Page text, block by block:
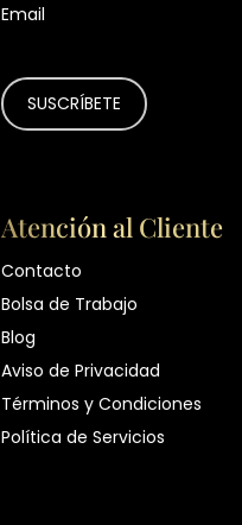
Email
Atención al Cliente
Contacto
Bolsa de Trabajo
Blog
Aviso de Privacidad
Términos y Condiciones
Política de Servicios